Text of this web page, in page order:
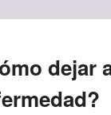
dejar